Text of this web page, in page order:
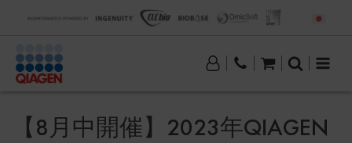
【8月中開催】2023年QIAGEN